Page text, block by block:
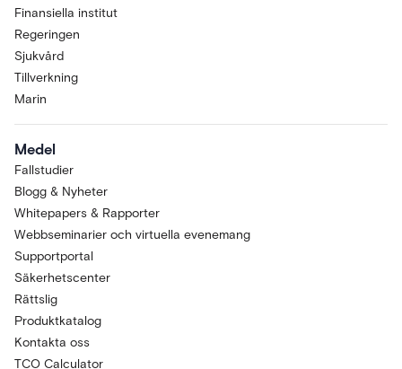
Finansiella institut
Regeringen
Sjukvård
Tillverkning
Marin
Medel
Fallstudier
Blogg & Nyheter
Whitepapers & Rapporter
Webbseminarier och virtuella evenemang
Supportportal
Säkerhetscenter
Rättslig
Produktkatalog
Kontakta oss
TCO Calculator